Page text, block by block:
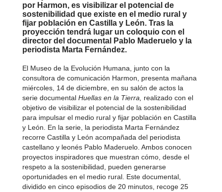
por Harmon, es visibilizar el potencial de
sostenibilidad que existe en el medio rural y
fijar población en Castilla y León. Tras la
proyección tendrá lugar un coloquio con el
director del documental Pablo Maderuelo y la
periodista Marta Fernández.
El Museo de la Evolución Humana, junto con la
consultora de comunicación Harmon, presenta mañana
miércoles, 14 de diciembre, en su salón de actos la
serie documental Huellas en la Tierra,
realizado con el
objetivo de visibilizar el potencial de la sostenibilidad
para impulsar el medio rural y fijar población en Castilla
y León. En la serie, la periodista Marta Fernández
recorre Castilla y León acompañada del periodista
castellano y leonés Pablo Maderuelo. Ambos conocen
proyectos inspiradores que muestran cómo, desde el
respeto a la sostenibilidad, pueden generarse
oportunidades en el medio rural. Este documental,
dividido en cinco episodios de 20 minutos, recoge 25